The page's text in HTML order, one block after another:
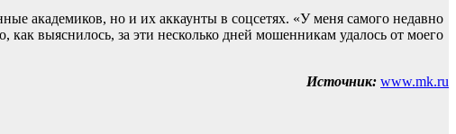
академиков, но и их аккаунты в соцсетях. «У меня самого недавно
как выяснилось, за эти несколько дней мошенникам удалось от моего
Источник: www.mk.ru